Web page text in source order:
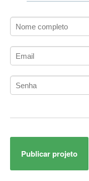
ADK
Administração Acadêmica
Administração de
Administração de Banco
Administração de Redes
Administrador de
Adobe After Effects
Adobe AIR
Publicar projeto